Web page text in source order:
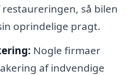
så bilen
oprindelige pragt.
Nogle firmaer
af indvendige